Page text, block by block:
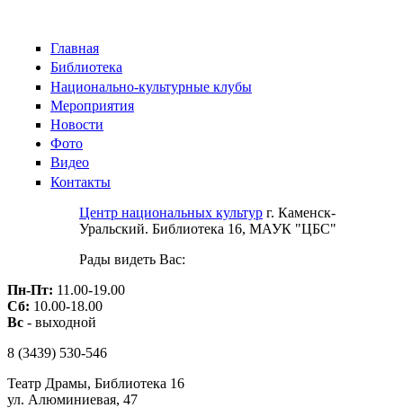
Главная
Библиотека
Национально-культурные клубы
Мероприятия
Новости
Фото
Видео
Контакты
Центр национальных культур г. Каменск-
Уральский. Библиотека 16, МАУК "ЦБС"
Рады видеть Вас:
Пн-Пт: 11.00-19.00
Сб: 10.00-18.00
Вс - выходной
8 (3439) 530-546
Театр Драмы, Библиотека 16
ул. Алюминиевая, 47